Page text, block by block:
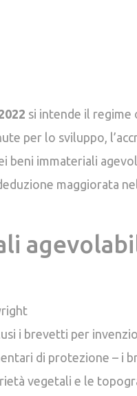
si intende il regime
per lo sviluppo,
immateriali
maggiorata
i brevetti per
di protezione – i
vegetali e le